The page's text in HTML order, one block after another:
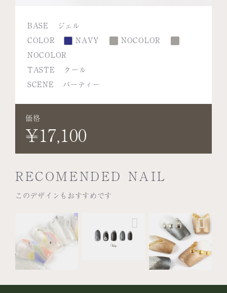
BASE
ジェル
COLOR
NAVY
NOCOLOR
NOCOLOR
TASTE
クール
SCENE
パーティー
価格
¥17,100
RECOMENDED NAIL
このデザインもおすすめです